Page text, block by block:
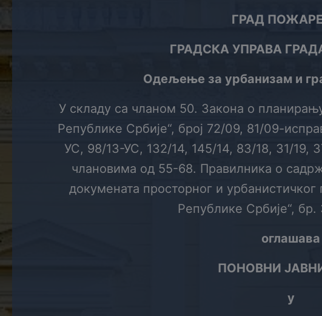
ГРАД
ГРАДСКА УПРАВА
Одељење за урбанизам и
У складу са чланом 50. Закона о
Републике Србије“, број 72/09, 81/09-
УС, 98/13-УС, 132/14, 145/14, 83/18, 31/19,
члановима од 55-68. Правилника о
докумената просторног и
Републике Србије“,
оглашава
ПОНОВНИ
у